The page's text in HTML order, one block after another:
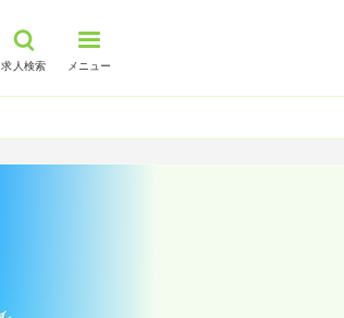
求人検索 メニュー